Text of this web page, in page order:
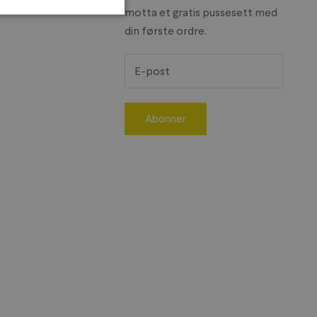
motta et gratis pussesett med
din første ordre.
Abonner